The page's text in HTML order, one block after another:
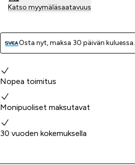
Katso myymäläsaatavuus
Osta nyt, ­maksa 30 päivän kuluessa.
Miksi valita meidät?
Nopea toimitus
Monipuoliset maksutavat
30 vuoden kokemuksella